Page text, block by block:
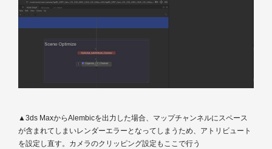
▲3ds MaxからAlembicを出力した場合、マップチャンネルにスペース
が含まれてしまいレンダーエラーとなってしまうため、アトリビュート
を設定し直す。カメラのクリッピング設定もここで行う